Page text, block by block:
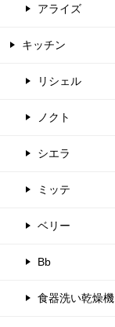
アライズ
キッチン
リシェル
ノクト
シエラ
ミッテ
ベリー
Bb
食器洗い乾燥機